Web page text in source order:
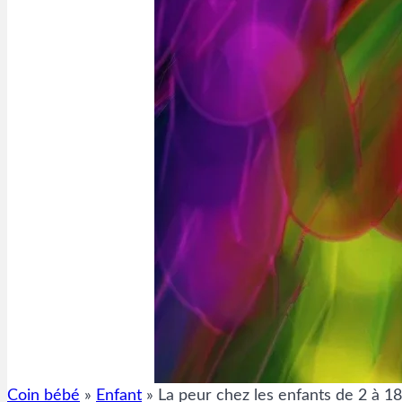
Coin bébé » Enfant » La peur chez les enfants de 2 à